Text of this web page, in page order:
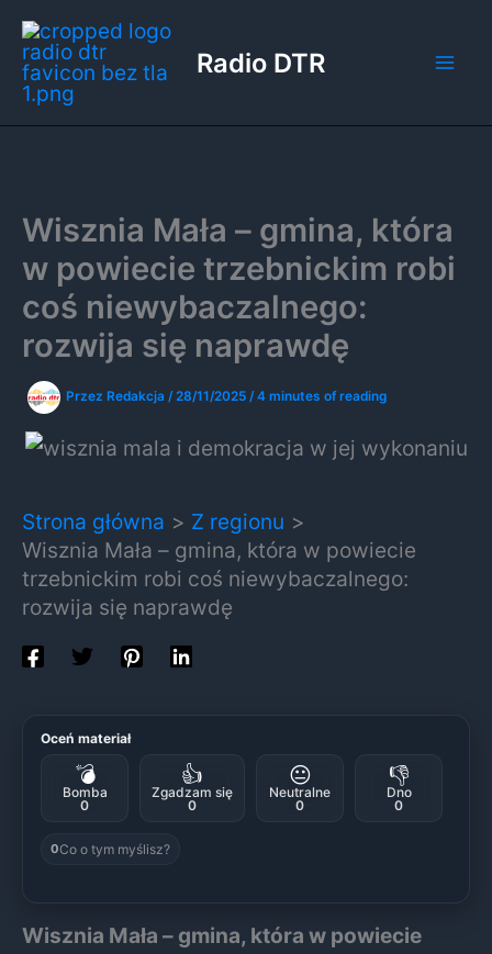
Przejdź
do
treści
Radio DTR
Wisznia Mała – gmina, która
w powiecie trzebnickim robi
coś niewybaczalnego:
rozwija się naprawdę
Przez Redakcja /28/11/2025 /4 minutes of reading
Strona główna
Z regionu
Wisznia Mała – gmina, która w powiecie
trzebnickim robi coś niewybaczalnego:
rozwija się naprawdę
Oceń materiał
💣
Bomba
0
👍
Zgadzam się
0
😐
Neutralne
0
👎
Dno
0
0Co o tym myślisz?
Wisznia Mała – gmina, która w powiecie